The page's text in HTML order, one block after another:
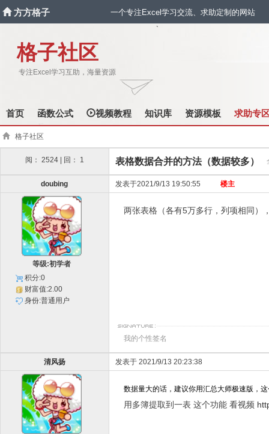
方方格子 一个专注Excel学习交流、求助定制的网站
格子社区
专注Excel学习互助，海量资源
`
首页 函数公式 视频教程 知识库 资源模板 求助专
格子社区
阅： 2524 | 回： 1 表格数据合并的方法（数据较多）
doubing 发表于2021/9/13 19:50:55 楼主
等级:初学者
积分:0
财富值:2.00
身份:普通用户
两张表格（各有5万多行，列项相同）
我的个性签名
清风扬 发表于 2021/9/13 20:23:38
数据量大的话，建议你用汇总大师极速版，
用多簿提取到一表 这个功能 看视频